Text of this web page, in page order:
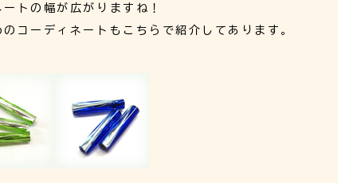
トの幅が広がりますね！
コーディネートもこちらで紹介してあります。